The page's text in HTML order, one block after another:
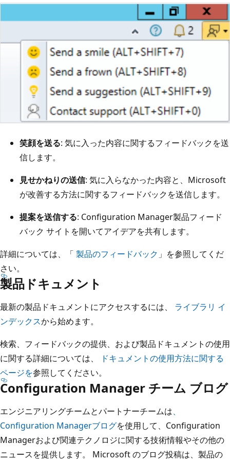
笑顔を送る: 気に入った内容に関するフィードバックを送
信します。
見せかねりの送信: 気に入らなかった内容と、Microsoft
が改善する方法に関するフィードバックを送信します。
提案を送信する: Configuration Manager製品フィード
バック サイトを開いてアイデアを共有します。
詳細については、「 製品のフィードバック 」を参照してくだ
さい。
製品ドキュメント
最新の製品ドキュメントにアクセスするには、 ライブラリ イ
ンデックスから始めます。
検索、フィードバックの提供、および製品ドキュメントの使用
に関する詳細については、
ドキュメントの使用方法に関する
ページを参照してください。
Configuration Manager チーム ブログ
エンジニアリングチームとパートナーチームは、
Configuration Managerブログを使用して、Configuration
Managerおよび関連テクノロジに関する技術情報やその他の
ニュースを提供します。 Microsoft のブログ投稿は、製品の